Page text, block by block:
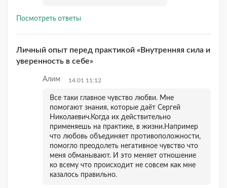
Посмотреть ответы
Личный опыт перед практикой «Внутренняя сила и
уверенность в себе»
Алим 14.01 11:12
Все таки главное чувство любви. Мне
помогают знания, которые даёт Сергей
Николаевич.Когда их действительно
применяешь на практике, в жизни.Например
что любовь объединяет противоположности,
помогло преодолеть негативное чувство что
меня обманывают. И это меняет отношение
ко всему что происходит не совсем как мне
казалось правильно.